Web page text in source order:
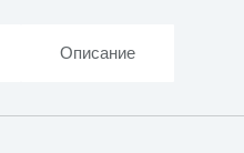
Описание